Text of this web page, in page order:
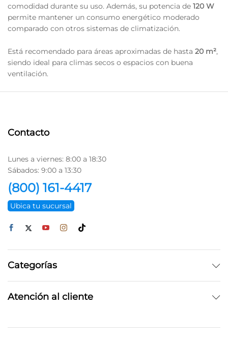
comodidad durante su uso. Además, su potencia de 120 W
permite mantener un consumo energético moderado
comparado con otros sistemas de climatización.
Está recomendado para áreas aproximadas de hasta 20 m²,
siendo ideal para climas secos o espacios con buena
ventilación.
Contacto
Lunes a viernes: 8:00 a 18:30
Sábados: 9:00 a 13:30
(800) 161-4417
Ubica tu sucursal
Categorías
Atención al cliente